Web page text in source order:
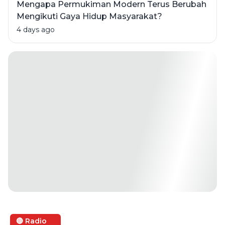
Mengapa Permukiman Modern Terus Berubah
Mengikuti Gaya Hidup Masyarakat?
4 days ago
🔴 Radio